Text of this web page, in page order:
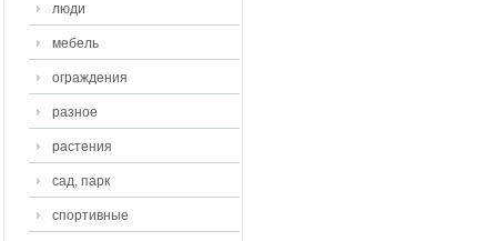
люди
мебель
ограждения
разное
растения
сад, парк
спортивные